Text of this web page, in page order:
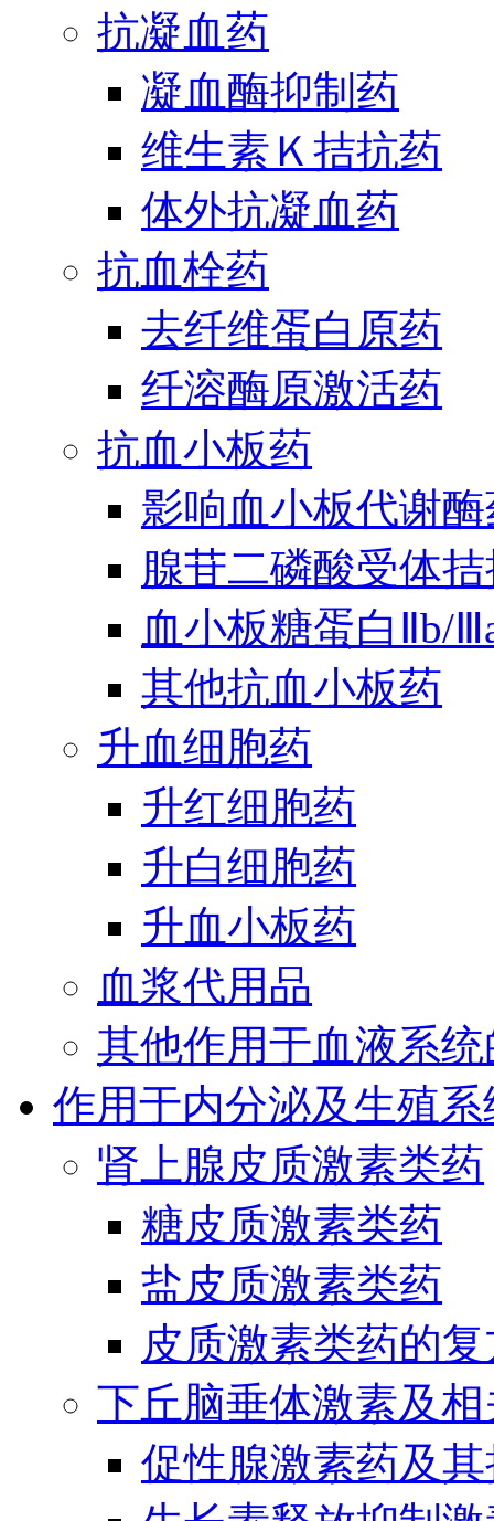
抗凝血药
凝血酶抑制药
维生素Ｋ拮抗药
体外抗凝血药
抗血栓药
去纤维蛋白原药
纤溶酶原激活药
抗血小板药
影响血小板代谢
腺苷二磷酸受体
血小板糖蛋白Ⅱb/
其他抗血小板药
升血细胞药
升红细胞药
升白细胞药
升血小板药
血浆代用品
其他作用于血液系
作用于内分泌及生殖
肾上腺皮质激素类药
糖皮质激素类药
盐皮质激素类药
皮质激素类药的
下丘脑垂体激素及
促性腺激素药及